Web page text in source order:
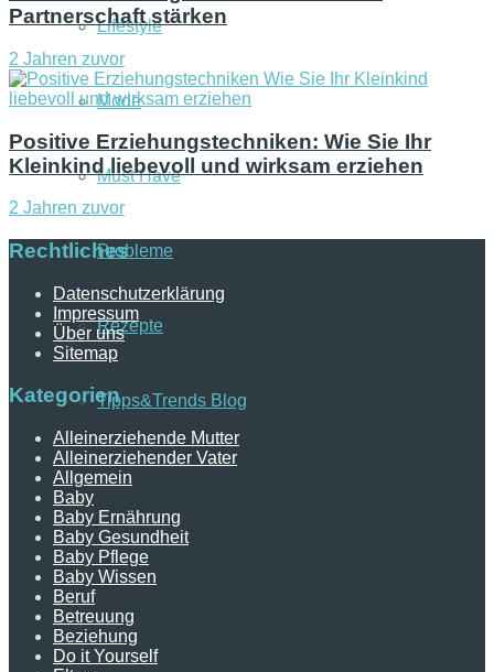
Lifestyle
Mode
Must Have
Probleme
Rezepte
Tipps&Trends Blog
Partnerschaft stärken
2 Jahren zuvor
Positive Erziehungstechniken: Wie Sie Ihr
Kleinkind liebevoll und wirksam erziehen
2 Jahren zuvor
Rechtliches
Datenschutzerklärung
Impressum
Über uns
Sitemap
Kategorien
Alleinerziehende Mutter
Alleinerziehender Vater
Allgemein
Baby
Baby Ernährung
Baby Gesundheit
Baby Pflege
Baby Wissen
Beruf
Betreuung
Beziehung
Do it Yourself